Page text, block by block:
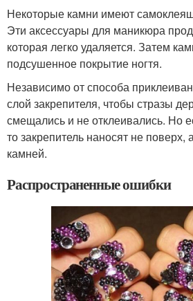
Некоторые камни имеют
Эти аксессуары для маникюра
которая легко удаляется. Затем
подсушенное покрытие ногтя.
Независимо от способа
слой закрепителя, чтобы стразы
смещались и не отклеивались. Но
то закрепитель наносят не поверх,
камней.
Распространенные ошибки